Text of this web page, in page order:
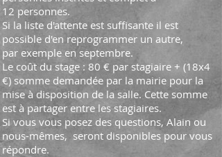
12 personnes.
Si la liste d'attente est suffisante il est
possible d'en reprogrammer un autre,
par exemple en septembre.
Le coût du stage : 80 € par stagiaire + (18x4
€) somme demandée par la mairie pour la
mise à disposition de la salle. Cette somme
est à partager entre les stagiaires.
Si vous vous posez des questions, Alain ou
nous-mêmes, seront disponibles pour vous
répondre.